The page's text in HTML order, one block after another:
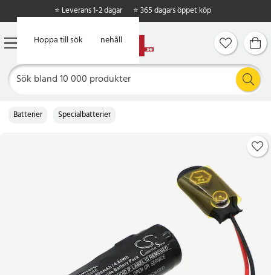
Hoppa till huvudinnehåll
Hoppa till sök
⭐ Leverans 1-2 dagar ⭐ 365 dagars öppet köp
Batterier Specialbatterier